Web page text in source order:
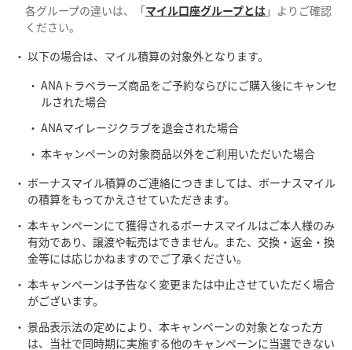
各グループの違いは、「マイル口座グループとは 」よりご確認
ください。
以下の場合は、マイル積算の対象外となります。
ANAトラベラーズ商品をご予約ならびにご購入後にキャンセ
ルされた場合
ANAマイレージクラブを退会された場合
本キャンペーンの対象商品以外をご利用いただいた場合
ボーナスマイル積算のご連絡につきましては、ボーナスマイル
の積算をもってかえさせていただきます。
本キャンペーンにて獲得されるボーナスマイルはご本人様のみ
有効であり、譲渡や転売はできません。また、交換・返金・換
金等には応じかねますのでご了承ください。
本キャンペーンは予告なく変更または中止させていただく場合
がございます。
景品表示法の定めにより、本キャンペーンの対象となった方
は、当社で同時期に実施する他のキャンペーンに当選できない